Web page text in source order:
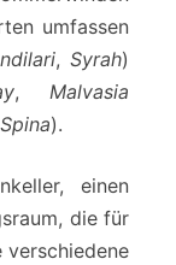
umfassen
,Syrah)
, Malvasia
).
einen
die für